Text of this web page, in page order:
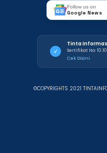
Follow us on
Google News
✓
Tinta
Sertifikat No:
Cek Disini
©COPYRIGHTS 2021